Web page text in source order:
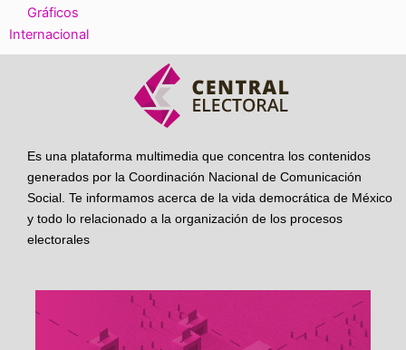
Gráficos
Internacional
Es una plataforma multimedia que concentra los contenidos
generados por la Coordinación Nacional de Comunicación
Social. Te informamos acerca de la vida democrática de México
y todo lo relacionado a la organización de los procesos
electorales